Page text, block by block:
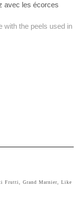
avec les écorces
with the peels used in
Frutti, Grand Marnier, Like